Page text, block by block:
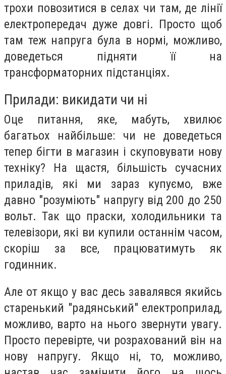
трохи повозитися в селах чи там, де лінії
електропередач дуже довгі. Просто щоб
там теж напруга була в нормі, можливо,
доведеться підняти її на
трансформаторних підстанціях.
Прилади: викидати чи ні
Оце питання, яке, мабуть, хвилює
багатьох найбільше: чи не доведеться
тепер бігти в магазин і скуповувати нову
техніку? На щастя, більшість сучасних
приладів, які ми зараз купуємо, вже
давно "розуміють" напругу від 200 до 250
вольт. Так що праски, холодильники та
телевізори, які ви купили останнім часом,
скоріш за все, працюватимуть як
годинник.
Але от якщо у вас десь завалявся якийсь
старенький "радянський" електроприлад,
можливо, варто на нього звернути увагу.
Просто перевірте, чи розрахований він на
нову напругу. Якщо ні, то, можливо,